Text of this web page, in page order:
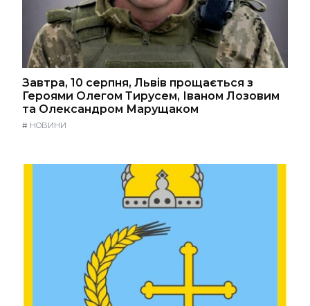
Завтра, 10 серпня, Львів прощається з
Героями Олегом Тирусем, Іваном Лозовим
та Олександром Марущаком
# НОВИНИ